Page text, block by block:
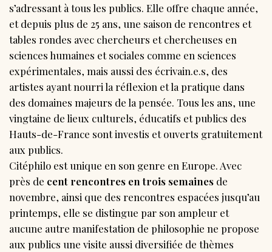
s’adressant à tous les publics. Elle offre chaque année,
et depuis plus de 25 ans, une saison de rencontres et
tables rondes avec chercheurs et chercheuses en
sciences humaines et sociales comme en sciences
expérimentales, mais aussi des écrivain.e.s, des
artistes ayant nourri la réflexion et la pratique dans
des domaines majeurs de la pensée. Tous les ans, une
vingtaine de lieux culturels, éducatifs et publics des
Hauts-de-France sont investis et ouverts gratuitement
aux publics.
Citéphilo est unique en son genre en Europe. Avec
près de cent rencontres en trois semaines de
novembre, ainsi que des rencontres espacées jusqu’au
printemps, elle se distingue par son ampleur et
aucune autre manifestation de philosophie ne propose
aux publics une visite aussi diversifiée de thèmes